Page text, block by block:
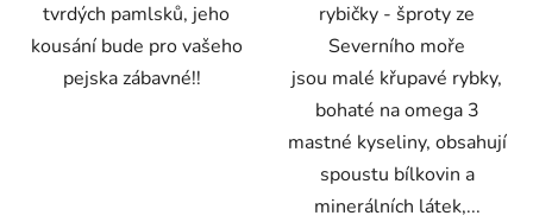
tvrdých pamlsků, jeho
kousání bude pro vašeho
pejska zábavné!!
rybičky - šproty ze
Severního moře
jsou malé křupavé rybky,
bohaté na omega 3
mastné kyseliny, obsahují
spoustu bílkovin a
minerálních látek,...